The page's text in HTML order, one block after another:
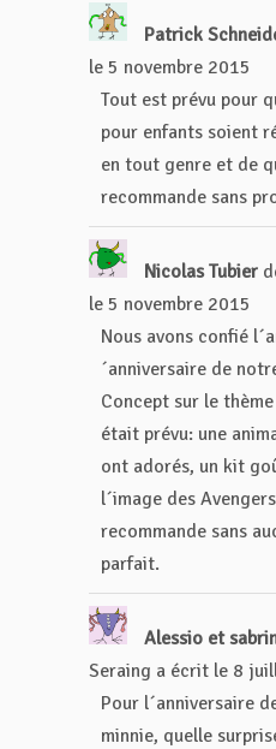
Patrick
le 5 novembre 2015
Tout est prévu pour
pour enfants soient
en tout genre et de
recommande sans
Nicolas Tubier
le 5 novembre 2015
Nous avons confié
´anniversaire de
Concept sur le
était prévu: une
ont adorés, un kit
l´image des
recommande sans
parfait.
Alessio et
Seraing a écrit le 8
Pour l´anniversaire
minnie, quelle